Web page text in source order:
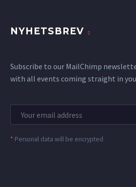
NYHETSBREV
Subscribe to our MailChimp
with all events coming straight in
* Personal data will be encrypted